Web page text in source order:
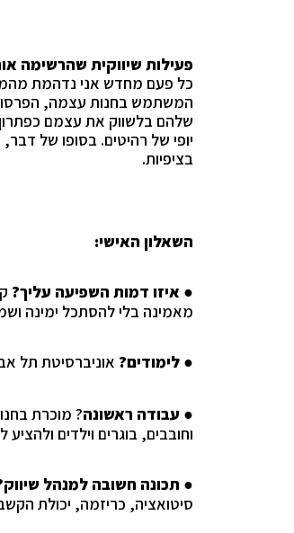
פעילות שיווקית שהרשימה
כל פעם מחדש אני נדהמת
המשתמש בחנות עצמה,
שלהם בלשווק את עצמם
יופי של רהיטים. בסופו של
בציפיות.
השאלון האישי:
● איזו דמות השפיעה עליך?
מאמינה בלי להסתכל ימינה
● לימודים? אוניברסיטת תל
● עבודה ראשונה? מוכרת
וחובבים, בוגרים וילדים
● תכונה חשובה למנהל
סיטואציה, כריזמה, יכולת